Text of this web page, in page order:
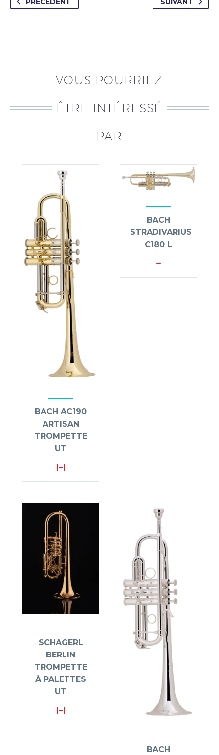
PRÉCÉDENT SUIVANT
VOUS POURRIEZ
ÊTRE INTÉRESSÉ
PAR
BACH AC190
ARTISAN
TROMPETTE
UT
BACH
STRADIVARIUS
C180 L
SCHAGERL
BERLIN
TROMPETTE
À PALETTES
UT
BACH